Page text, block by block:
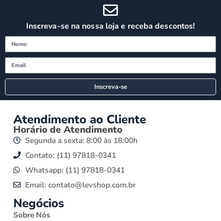
Inscreva-se na nossa loja e receba descontos!
Inscreva-se
Atendimento ao Cliente
Horário de Atendimento
Segunda a sexta: 8:00 às 18:00h
Contato: (11) 97818-0341
Whatsapp: (11) 97818-0341
Email: contato@levshop.com.br
Negócios
Sobre Nós